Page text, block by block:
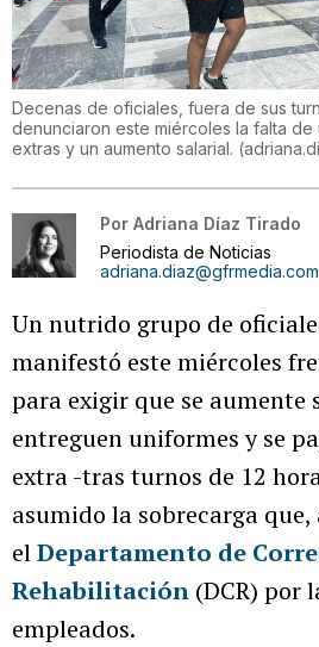
Decenas de oficiales, fuera de sus
denunciaron este miércoles la falta
extras y un aumento salarial. (
Por Adriana Díaz Tirado
Periodista de Noticias
adriana.diaz@gfrmedia.com
Un nutrido grupo de
manifestó este miércoles
para exigir que se aumente
entreguen uniformes y se
extra -tras turnos de 12
asumido la sobrecarga
elDepartamento de
Rehabilitación (DCR) por
empleados.